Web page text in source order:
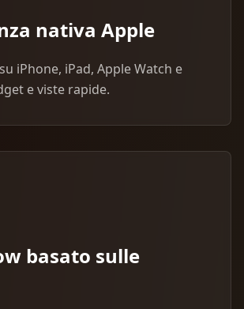
nativa Apple
iPhone, iPad, Apple Watch e
e viste rapide.
basato sulle